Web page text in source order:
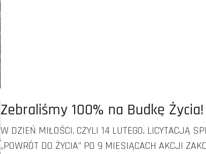
Zebraliśmy 100% na Budkę Życia!
W DZIEŃ MIŁOŚCI, CZYLI 14 LUTEGO, LICYTACJĄ
„POWRÓT DO ŻYCIA” PO 9 MIESIĄCACH AKCJI